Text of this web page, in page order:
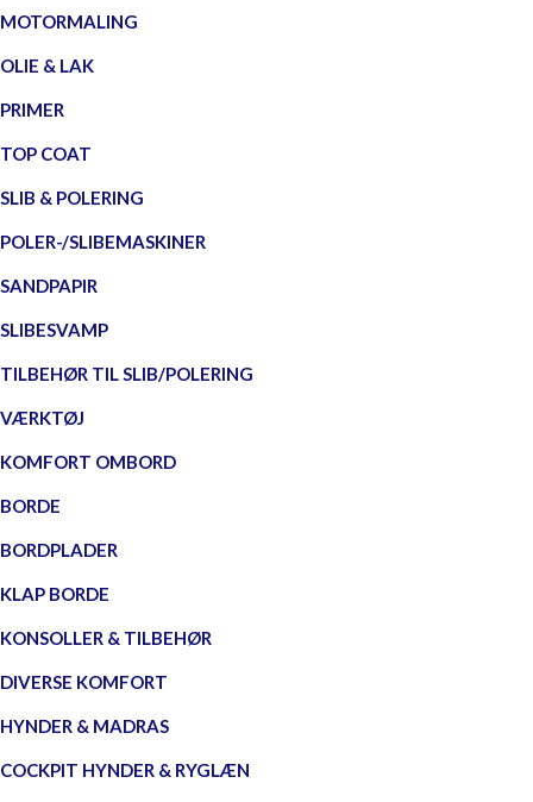
MOTORMALING
OLIE & LAK
PRIMER
TOP COAT
SLIB & POLERING
POLER-/SLIBEMASKINER
SANDPAPIR
SLIBESVAMP
TILBEHØR TIL SLIB/POLERING
VÆRKTØJ
KOMFORT OMBORD
BORDE
BORDPLADER
KLAP BORDE
KONSOLLER & TILBEHØR
DIVERSE KOMFORT
HYNDER & MADRAS
COCKPIT HYNDER & RYGLÆN